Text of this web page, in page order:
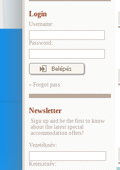
Login
Username:
Password:
» Forgot pass
Newsletter
Sign up and be the first to know
about the latest special
accommodation offers!
Vezetéknév:
Keresztnév: